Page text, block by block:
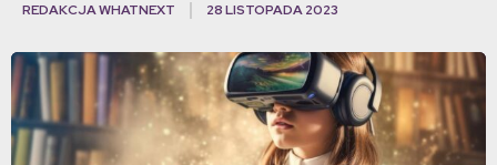
REDAKCJA WHATNEXT 28 LISTOPADA 2023